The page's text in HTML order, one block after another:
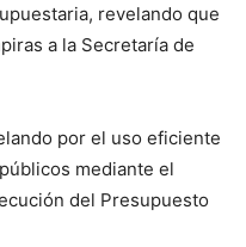
revelando que
a la Secretaría de
por el uso eficiente
mediante el
del Presupuesto